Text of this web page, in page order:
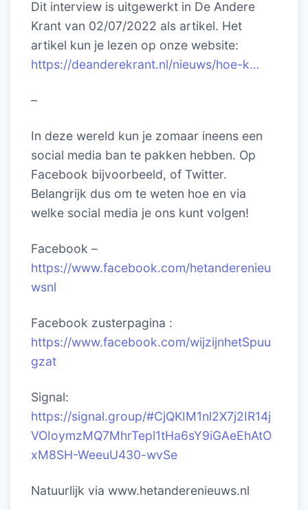
Dit interview is uitgewerkt in De Andere
Krant van 02/07/2022 als artikel. Het
artikel kun je lezen op onze website:
https://deanderekrant.nl/nieuws/hoe-k…
–
In deze wereld kun je zomaar ineens een
social media ban te pakken hebben. Op
Facebook bijvoorbeeld, of Twitter.
Belangrijk dus om te weten hoe en via
welke social media je ons kunt volgen!
Facebook –
https://www.facebook.com/hetanderenieu
wsnl
Facebook zusterpagina :
https://www.facebook.com/wijzijnhetSpuu
gzat
Signal:
https://signal.group/#CjQKIM1nl2X7j2IR14j
VOIoymzMQ7MhrTepl1tHa6sY9iGAeEhAtO
xM8SH-WeeuU430-wvSe
Natuurlijk via www.hetanderenieuws.nl